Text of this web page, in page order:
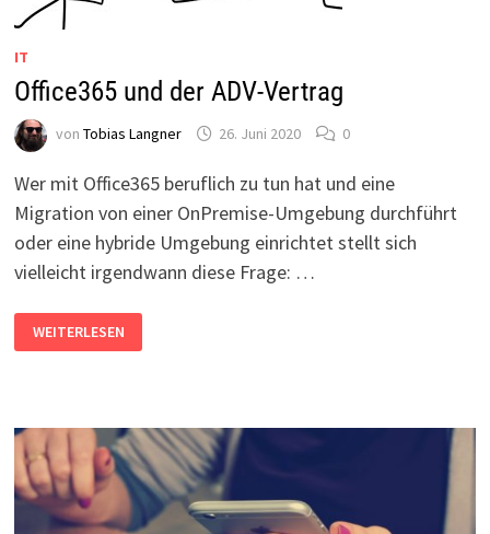
IT
Office365 und der ADV-Vertrag
von Tobias Langner 26. Juni 2020 0
Wer mit Office365 beruflich zu tun hat und eine
Migration von einer OnPremise-Umgebung durchführt
oder eine hybride Umgebung einrichtet stellt sich
vielleicht irgendwann diese Frage: …
OFFICE365
UND
DER
WEITERLESEN